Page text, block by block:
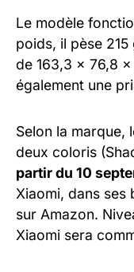
Le modèle
poids, il pèse
de 163,3 x 76,8
également une
Selon la marque,
deux coloris
partir du 10
Xiaomi, dans ses
sur Amazon.
Xiaomi sera